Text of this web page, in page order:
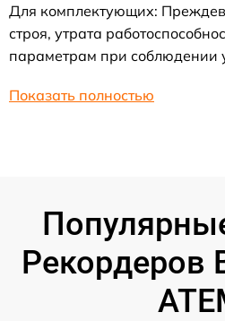
Для комплектующих:
строя, утрата
параметрам при соблюдении
Показать полностью
Рекордеров